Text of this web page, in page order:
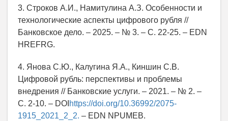
3. Строков А.И., Намитулина А.З. Особенности и
технологические аспекты цифрового рубля //
Банковское дело. – 2025. – № 3. – С. 22-25. – EDN
HREFRG.
4. Янова С.Ю., Калугина Я.А., Киншин С.В.
Цифровой рубль: перспективы и проблемы
внедрения // Банковские услуги. – 2021. – № 2. –
С. 2-10. – DOI https://doi.org/10.36992/2075-
1915_2021_2_2. – EDN NPUMEB.